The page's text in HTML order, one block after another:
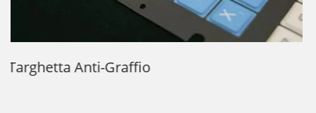
Tastiera In Gomma Siliconica